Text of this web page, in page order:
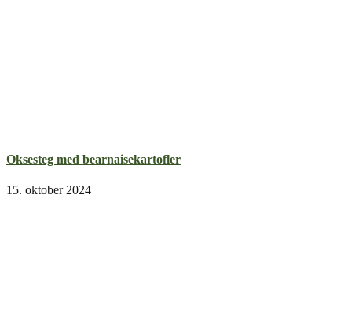
Oksesteg med bearnaisekartofler
15. oktober 2024